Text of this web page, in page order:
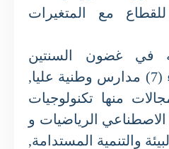
مع المتغيرات
في غضون السنتين
المنصرمتين تم إنشاء (7) مدارس وطنية عليا,
منها تكنولوجيات
الاصطناعي الرياضيات و
والتنمية المستدامة,